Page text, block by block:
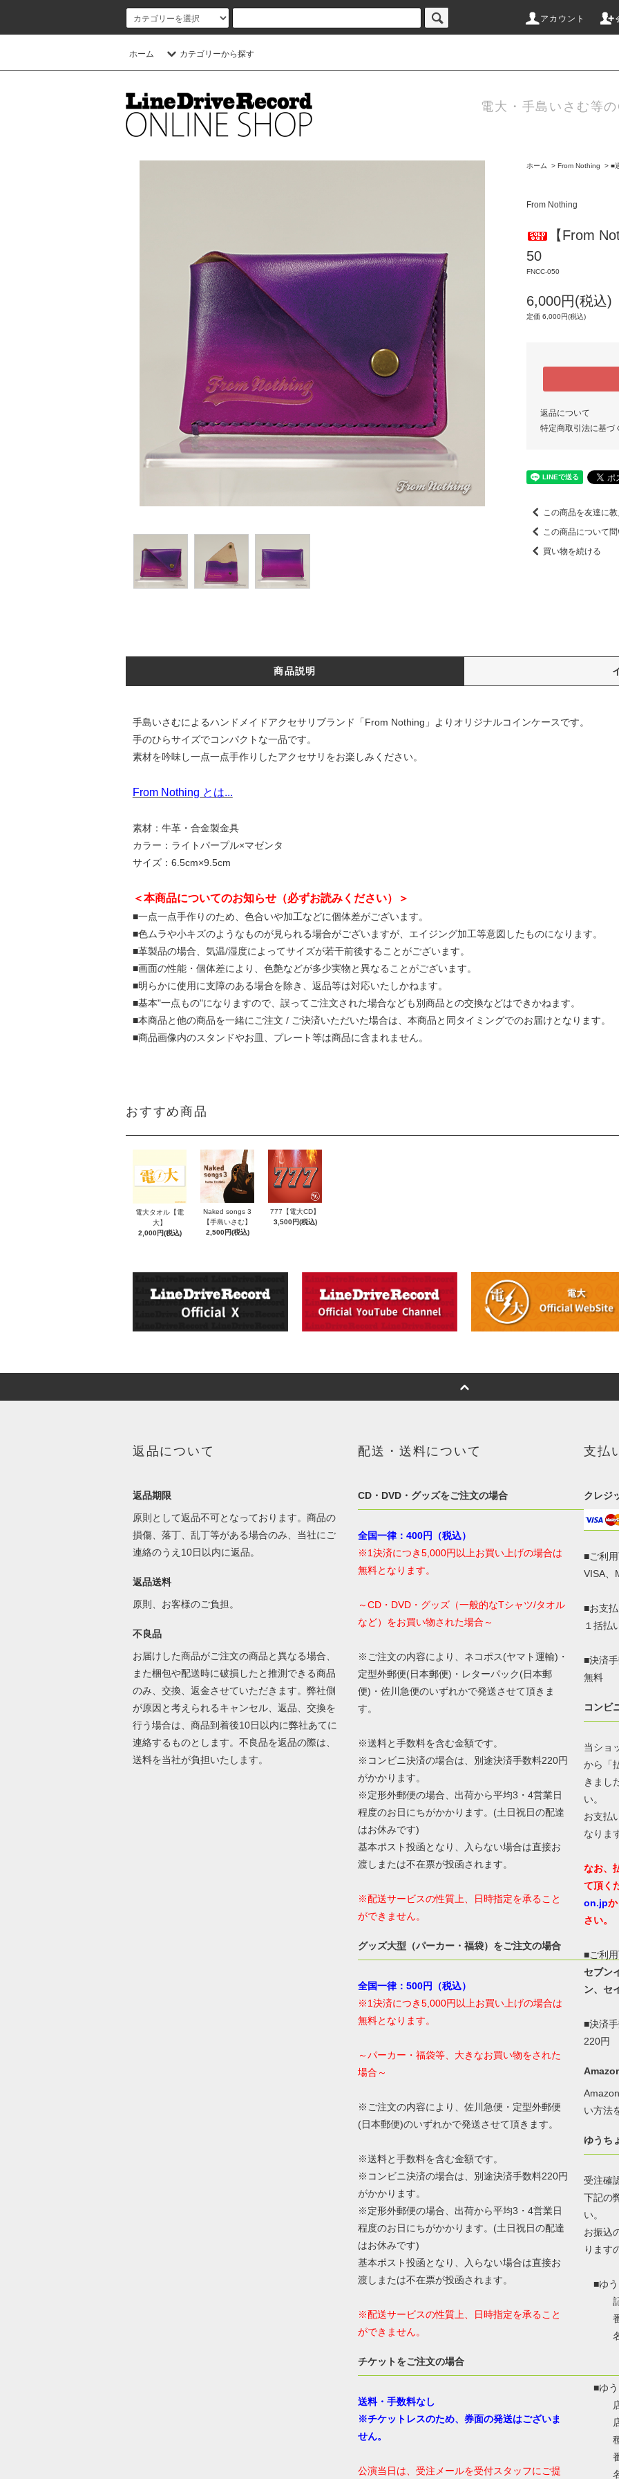
アカウント
ホーム カテゴリーから探す
電大・手島いさむ等
ホーム > From Nothing > ■
From Nothing
【From
50
FNCC-050
6,000円(税込)
定価 6,000円(税込)
返品について
特定商取引法に基づ
この商品を友達に
この商品について
買い物を続ける
商品説明
手島いさむによるハンドメイドアクセサリブランド「From Nothing」よりオリジナルコインケースです。
手のひらサイズでコンパクトな一品です。
素材を吟味し一点一点手作りしたアクセサリをお楽しみください。
From Nothing とは...
素材：牛革・合金製金具
カラー：ライトパープル×マゼンタ
サイズ：6.5cm×9.5cm
＜本商品についてのお知らせ（必ずお読みください）＞
■一点一点手作りのため、色合いや加工などに個体差がございます。
■色ムラや小キズのようなものが見られる場合がございますが、エイジング加工等意図したものになります。
■革製品の場合、気温/湿度によってサイズが若干前後することがございます。
■画面の性能・個体差により、色艶などが多少実物と異なることがございます。
■明らかに使用に支障のある場合を除き、返品等は対応いたしかねます。
■基本"一点もの"になりますので、誤ってご注文された場合なども別商品との交換などはできかねます。
■本商品と他の商品を一緒にご注文 / ご決済いただいた場合は、本商品と同タイミングでのお届けとなります。
■商品画像内のスタンドやお皿、プレート等は商品に含まれません。
おすすめ商品
電大タオル【電
大】
2,000円(税込)
Naked songs 3
【手島いさむ】
2,500円(税込)
777【電大CD】
3,500円(税込)
返品について
返品期限
原則として返品不可となっております。商品の
損傷、落丁、乱丁等がある場合のみ、当社にご
連絡のうえ10日以内に返品。
返品送料
原則、お客様のご負担。
不良品
お届けした商品がご注文の商品と異なる場合、
また梱包や配送時に破損したと推測できる商品
のみ、交換、返金させていただきます。弊社側
が原因と考えられるキャンセル、返品、交換を
行う場合は、商品到着後10日以内に弊社あてに
連絡するものとします。不良品を返品の際は、
送料を当社が負担いたします。
配送・送料について
CD・DVD・グッズをご注文の場合
全国一律：400円（税込）
※1決済につき5,000円以上お買い上げの場合は
無料となります。
～CD・DVD・グッズ（一般的なTシャツ/タオル
など）をお買い物された場合～
※ご注文の内容により、ネコポス(ヤマト運輸)・
定型外郵便(日本郵便)・レターパック(日本郵
便)・佐川急便のいずれかで発送させて頂きま
す。
※送料と手数料を含む金額です。
※コンビニ決済の場合は、別途決済手数料220円
がかかります。
※定形外郵便の場合、出荷から平均3・4営業日
程度のお日にちがかかります。(土日祝日の配達
はお休みです)
基本ポスト投函となり、入らない場合は直接お
渡しまたは不在票が投函されます。
※配送サービスの性質上、日時指定を承ること
ができません。
グッズ大型（パーカー・福袋）をご注文の場合
全国一律：500円（税込）
※1決済につき5,000円以上お買い上げの場合は
無料となります。
～パーカー・福袋等、大きなお買い物をされた
場合～
※ご注文の内容により、佐川急便・定型外郵便
(日本郵便)のいずれかで発送させて頂きます。
※送料と手数料を含む金額です。
※コンビニ決済の場合は、別途決済手数料220円
がかかります。
※定形外郵便の場合、出荷から平均3・4営業日
程度のお日にちがかかります。(土日祝日の配達
はお休みです)
基本ポスト投函となり、入らない場合は直接お
渡しまたは不在票が投函されます。
※配送サービスの性質上、日時指定を承ること
ができません。
チケットをご注文の場合
送料・手数料なし
※チケットレスのため、券面の発送はございま
せん。
公演当日は、受注メールを受付スタッフにご提
支払
クレジ
■ご利
VISA、
■お支
１括払
■決済
無料
コンビ
当ショ
から「
きまし
い。
お支払
なりま
なお、
て頂く
on.jp
さい。
■ご利
セブン
ン、セ
■決済
220円
い方法
ゆうち
受注確
下記の
い。
お振込
ります
■ゆう
記号
番号
名称
■ゆう
店名
店
種
番号
名称